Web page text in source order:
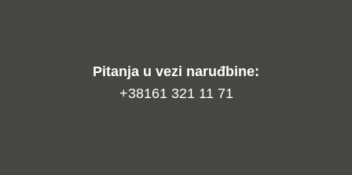
Pitanja u vezi naruđbine:
+38161 321 11 71